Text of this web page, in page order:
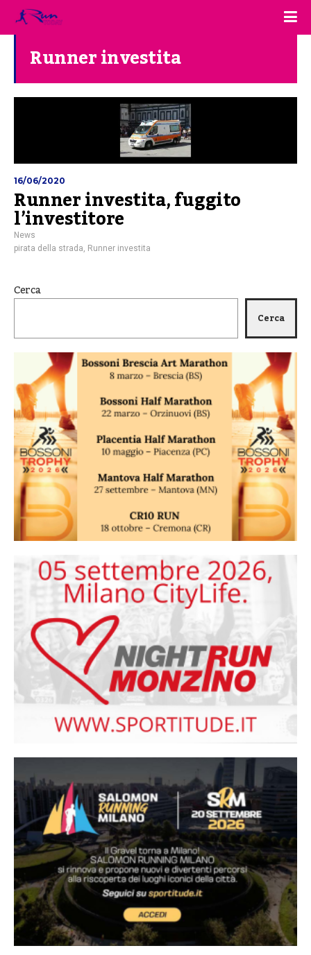
Runner investita
16/06/2020
Runner investita, fuggito
l’investitore
News
pirata della strada Runner investita
Cerca
Cerca